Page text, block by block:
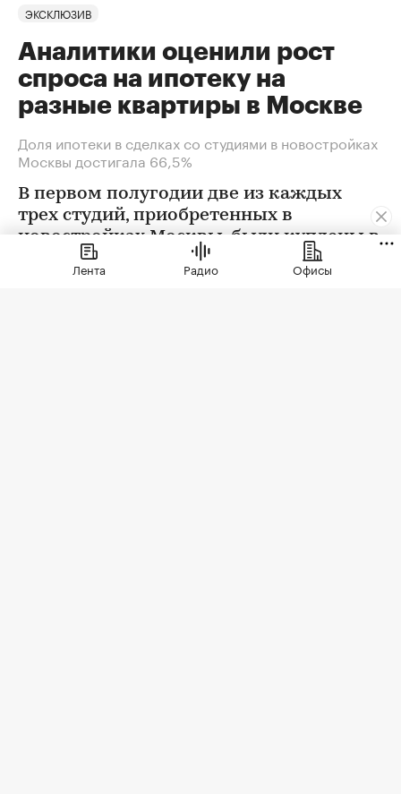
ЭКСКЛЮЗИВ
Аналитики оценили рост
спроса на ипотеку на
разные квартиры в Москве
Доля ипотеки в сделках со студиями в новостройках
Москвы достигала 66,5%
В первом полугодии две из каждых
трех студий, приобретенных в
новостройках Москвы, были куплены в
ипотеку. В сегменте трешек ипотечных
сделок менее половины, а среди
Лента Радио Офисы